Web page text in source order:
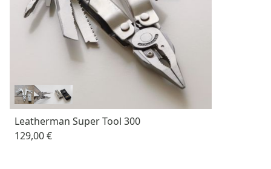
Leatherman Super Tool 300
129,00 €